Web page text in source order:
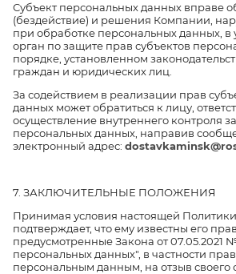
Субъект персональных данных вправе
(бездействие) и решения Компании,
при обработке персональных данных,
орган по защите прав субъектов
порядке, установленном
граждан и юридических лиц.
За содействием в реализации прав
данных может обратиться к лицу,
осуществление внутреннего контроля
персональных данных, направив
электронный адрес:
7. ЗАКЛЮЧИТЕЛЬНЫЕ ПОЛОЖЕНИЯ
Принимая условия настоящей
подтверждает, что ему известны его
предусмотренные Закона от 07.05.2021
персональных данных", в частности
персональным данным, на отзыв своего